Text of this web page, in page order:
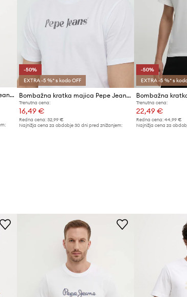
Bombažna kratka majica Pepe Jeans
-50%
EXTRA -5 %* s kodo OFF
Bombažna kratka majica Pepe Jeans CLIFTON
Trenutna cena:
16,49 €
Redna cena: 32,99 €
Najnižja cena za obdobje 30 dni pred znižanjem:
-50%
EXTRA -5 %* s
Trenutna cena:
22,49 €
Redna cena: 44,99 €
Najnižja cena za